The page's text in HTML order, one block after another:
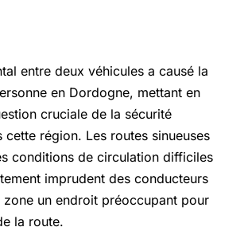
entre deux véhicules a causé la
en Dordogne, mettant en
cruciale de la sécurité
cette région. Les routes sinueuses
conditions de circulation difficiles
imprudent des conducteurs
un endroit préoccupant pour
la route.